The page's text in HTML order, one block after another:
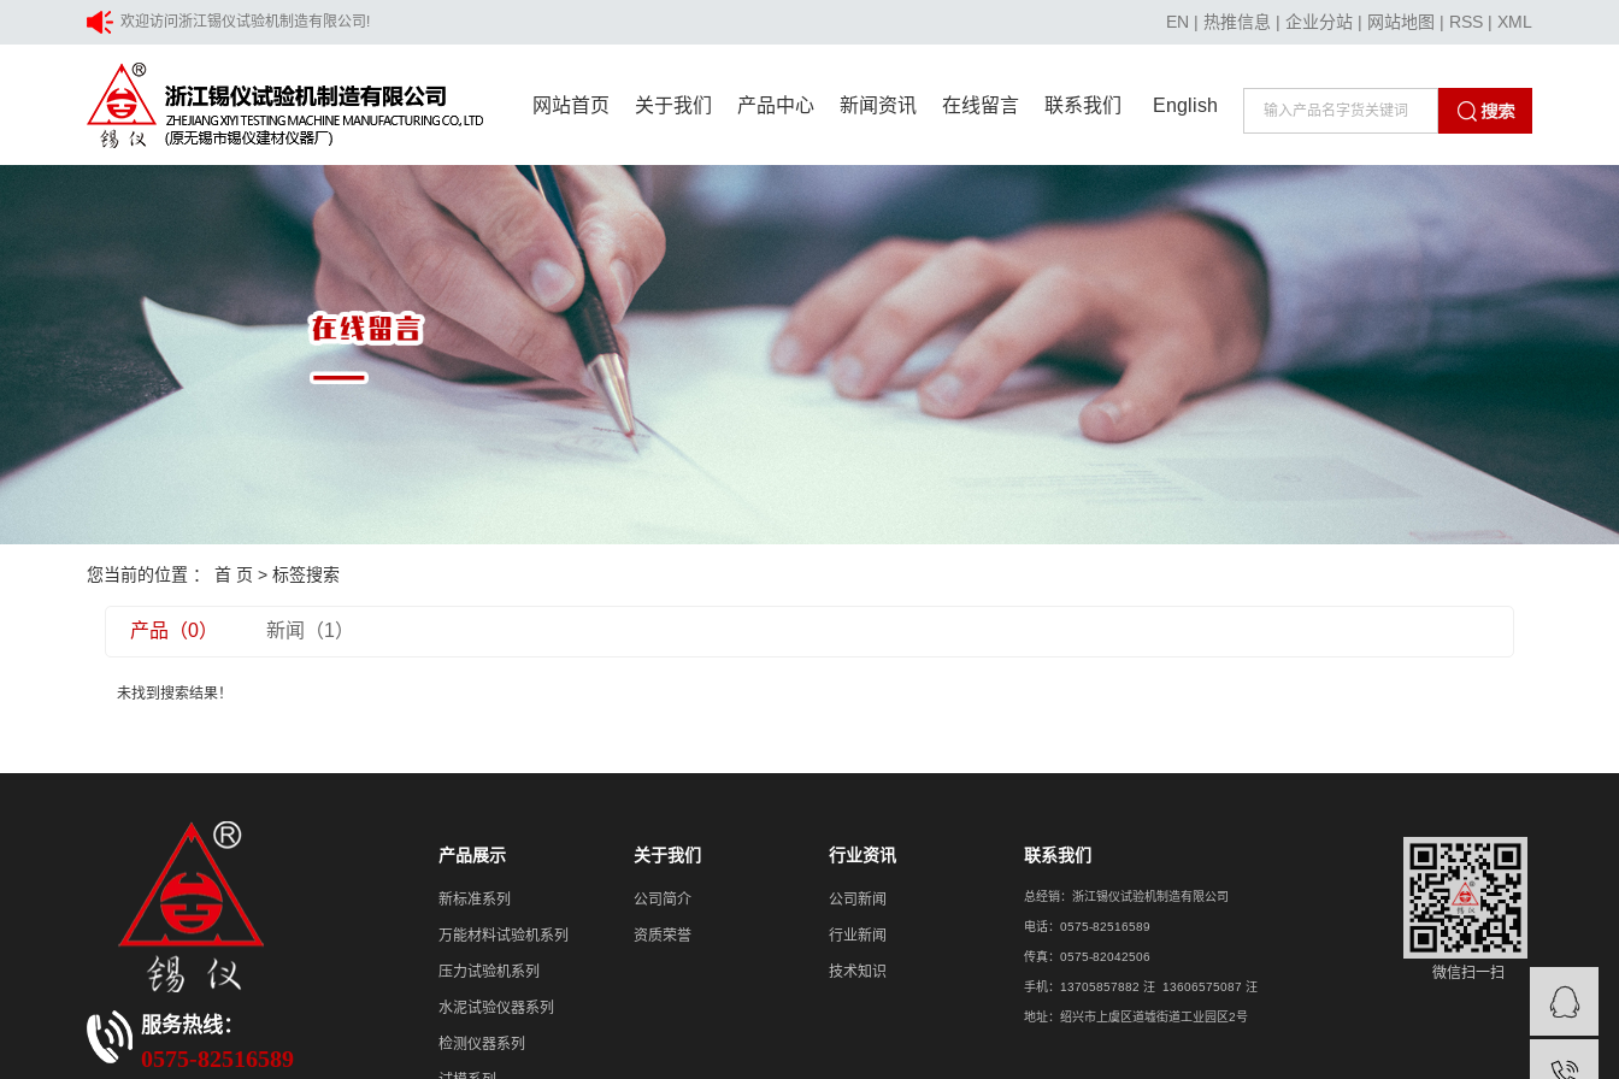
欢迎访问浙江锡仪试验机制造有限公司! EN | 热推信息 | 企业分站 | 网站地图 | RSS | XML
网站首页 关于我们
资质荣誉
产品中心
万能材料试验机系列
水泥试验仪器系列
检测仪器系列
试模系列
新闻资讯
行业新闻
技术知识
在线留言 联系我们 English
您当前的位置 ： 首 页 > 标签搜索
产品（0） 新闻（1）
未找到搜索结果！
服务热线：
0575-82516589
产品展示
新标准系列
万能材料试验机系列
压力试验机系列
水泥试验仪器系列
检测仪器系列
关于我们
公司简介
资质荣誉
行业资讯
公司新闻
行业新闻
技术知识
联系我们
总经销：浙江锡仪试验机制造有限公司
电话：0575-82516589
传真：0575-82042506
手机：13705857882 汪 13606575087 汪
地址：绍兴市上虞区道墟街道工业园区2号
微信扫一扫